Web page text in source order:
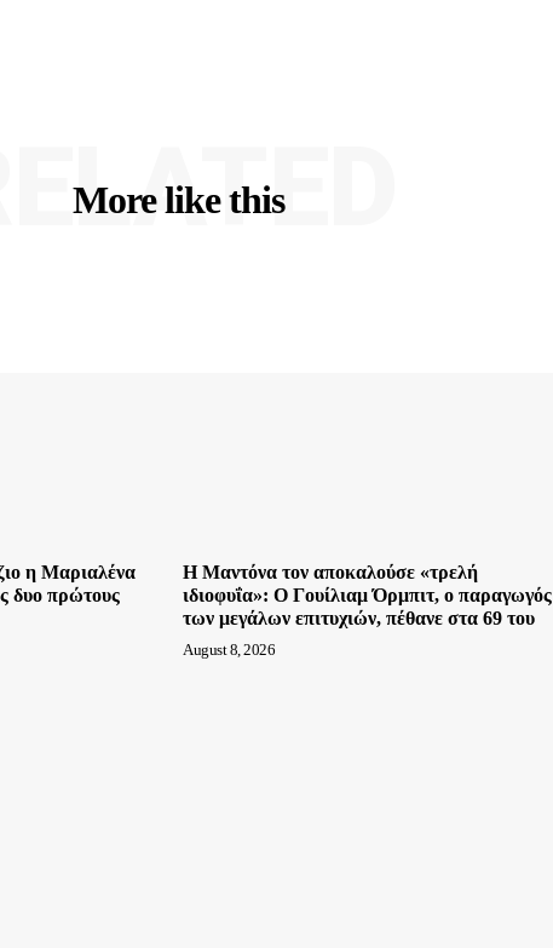
More like this
RELATED
η Μαριαλένα
δυο πρώτους
Η Μαντόνα τον αποκαλούσε «τρελή
ιδιοφυΐα»: Ο Γουίλιαμ Όρμπιτ, ο παραγωγός
των μεγάλων επιτυχιών, πέθανε στα 69 του
August 8, 2026